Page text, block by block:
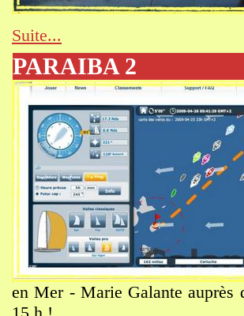
Suite...
PARAIBA 2
en Mer - Marie Galante